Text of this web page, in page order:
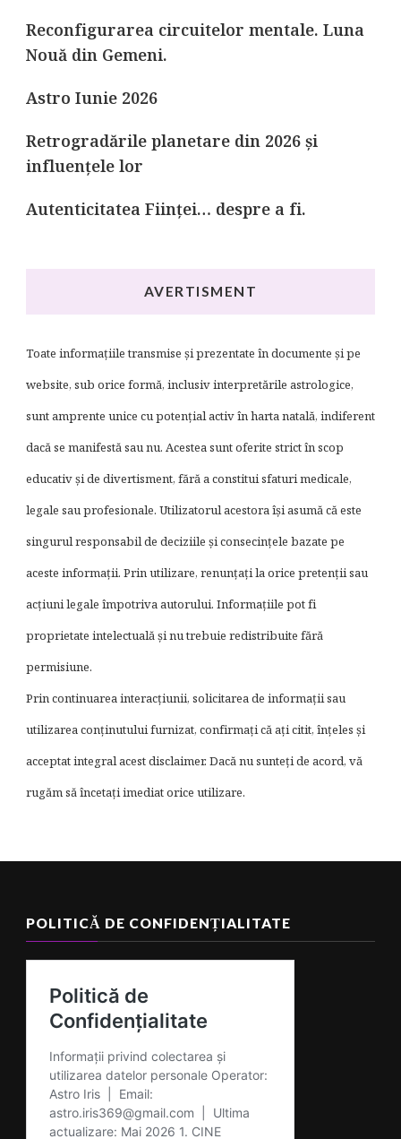
Reconfigurarea circuitelor mentale. Luna
Nouă din Gemeni.
Astro Iunie 2026
Retrogradările planetare din 2026 și
influențele lor
Autenticitatea Ființei… despre a fi.
AVERTISMENT
Toate informațiile transmise și prezentate în documente și pe
website, sub orice formă, inclusiv interpretările astrologice,
sunt amprente unice cu potențial activ în harta natală, indiferent
dacă se manifestă sau nu. Acestea sunt oferite strict în scop
educativ și de divertisment, fără a constitui sfaturi medicale,
legale sau profesionale. Utilizatorul acestora își asumă că este
singurul responsabil de deciziile și consecințele bazate pe
aceste informații. Prin utilizare, renunțați la orice pretenții sau
acțiuni legale împotriva autorului. Informațiile pot fi
proprietate intelectuală și nu trebuie redistribuite fără
permisiune.
Prin continuarea interacțiunii, solicitarea de informații sau
utilizarea conținutului furnizat, confirmați că ați citit, înțeles și
acceptat integral acest disclaimer. Dacă nu sunteți de acord, vă
rugăm să încetați imediat orice utilizare.
POLITICĂ DE CONFIDENȚIALITATE